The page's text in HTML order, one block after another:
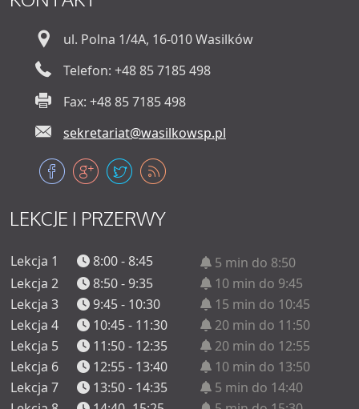
ul. Polna 1/4A, 16-010 Wasilków
Telefon: +48 85 7185 498
Fax: +48 85 7185 498
sekretariat@wasilkowsp.pl
LEKCJE I PRZERWY
Lekcja 1 8:00 - 8:45
5 min do 8:50
Lekcja 2
8:50 - 9:35
10 min do 9:45
Lekcja 3
9:45 - 10:30
15 min do 10:45
Lekcja 4
10:45 - 11:30
20 min do 11:50
Lekcja 5
11:50 - 12:35
20 min do 12:55
Lekcja 6
12:55 - 13:40
10 min do 13:50
Lekcja 7
13:50 - 14:35
5 min do 14:40